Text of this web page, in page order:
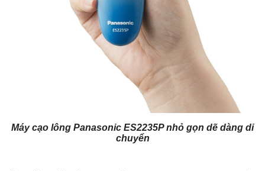
Máy cạo lông Panasonic ES2235P nhỏ gọn dẽ dàng di
chuyển